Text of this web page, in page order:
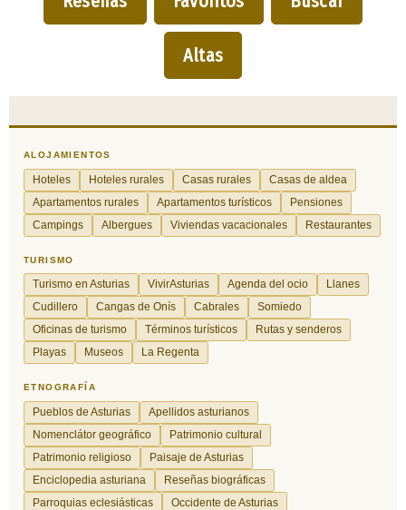
Altas